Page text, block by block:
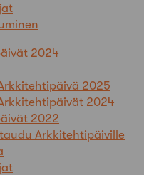
2024
2025
2024
2022
Arkkitehtipäiville